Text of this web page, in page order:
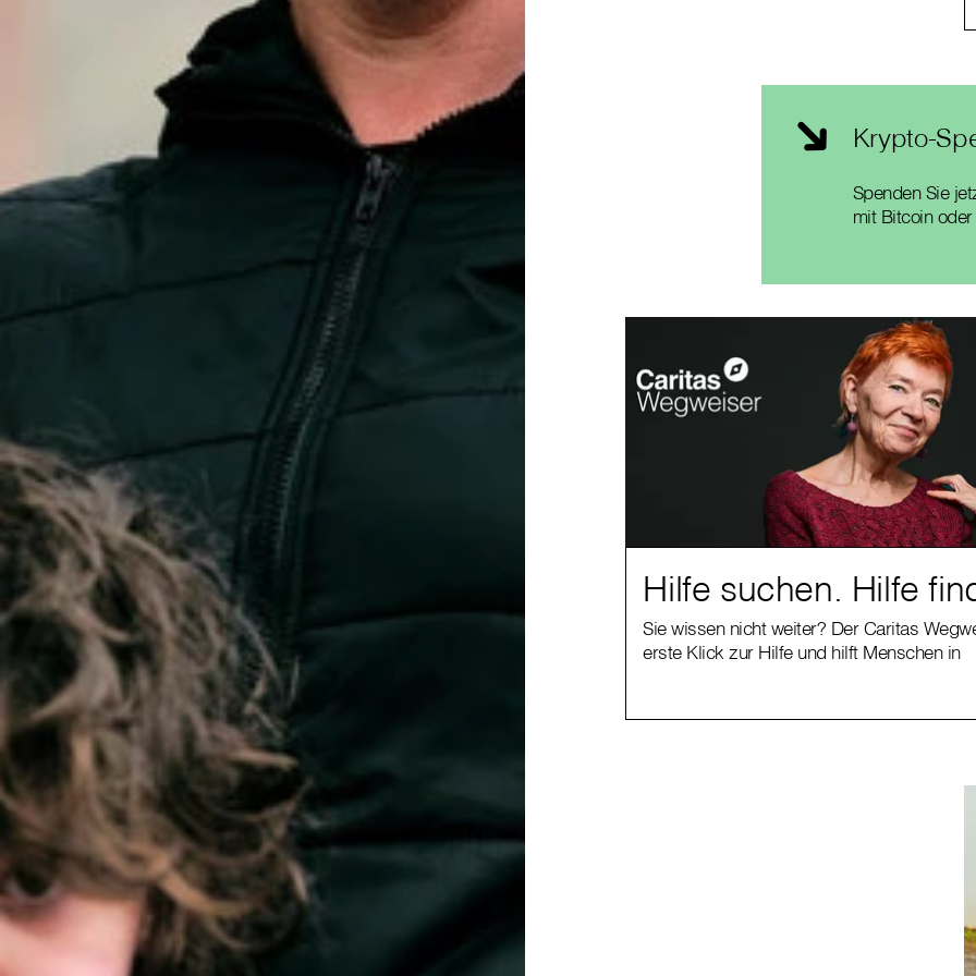
Krypto-
Spenden Sie
mit Bitcoin
Hilfe suchen. Hilfe
Sie wissen nicht weiter? Der Caritas
erste Klick zur Hilfe und hilft Menschen in